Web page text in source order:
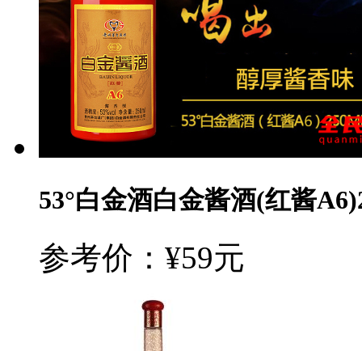
53°白金酒白金酱酒(红酱
参考价：¥59元